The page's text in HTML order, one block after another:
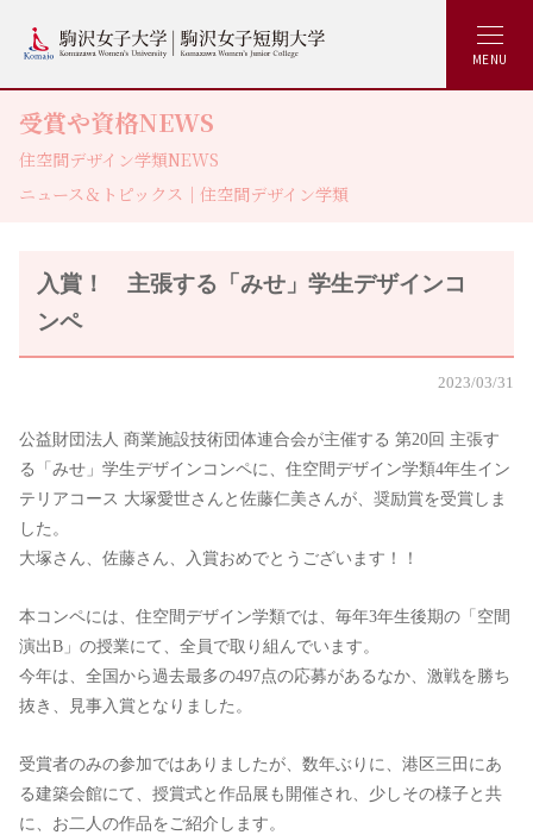
MENU
受賞や資格NEWS
住空間デザイン学類NEWS
ニュース＆トピックス｜住空間デザイン学類
入賞！ 主張する「みせ」学生デザインコ
ンペ
2023/03/31
公益財団法人 商業施設技術団体連合会が主催する 第20回 主張す
る「みせ」学生デザインコンペに、住空間デザイン学類4年生イン
テリアコース 大塚愛世さんと佐藤仁美さんが、奨励賞を受賞しま
した。
大塚さん、佐藤さん、入賞おめでとうございます！！
本コンペには、住空間デザイン学類では、毎年3年生後期の「空間
演出B」の授業にて、全員で取り組んでいます。
今年は、全国から過去最多の497点の応募があるなか、激戦を勝ち
抜き、見事入賞となりました。
受賞者のみの参加ではありましたが、数年ぶりに、港区三田にあ
る建築会館にて、授賞式と作品展も開催され、少しその様子と共
に、お二人の作品をご紹介します。